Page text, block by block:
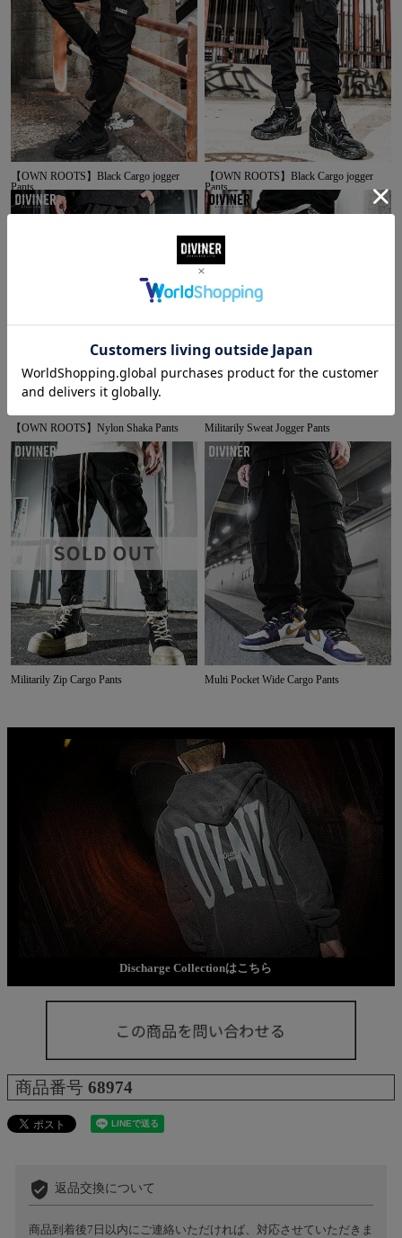
【OWN ROOTS】Black Cargo jogger
Pants
【OWN ROOTS】Black Cargo jogger
Pants
【OWN ROOTS】Nylon Shaka Pants Militarily Sweat Jogger Pants
Militarily Zip Cargo Pants Multi Pocket Wide Cargo Pants
Discharge Collectionはこちら
商品番号 68974
verified_user 返品交換について
商品到着後7日以内にご連絡いただければ、対応させていただきま